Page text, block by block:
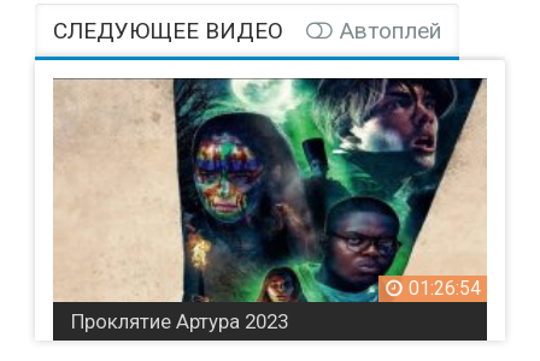
СЛЕДУЮЩЕЕ ВИДЕО Автоплей
01:26:54
Проклятие Артура 2023